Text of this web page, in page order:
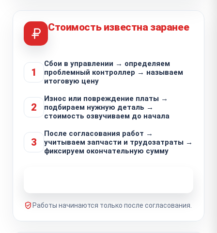
Стоимость известна заранее
1
Сбои в управлении → определяем
проблемный контроллер → называем
итоговую цену
2
Износ или повреждение платы →
подбираем нужную деталь →
стоимость озвучиваем до начала
3
После согласования работ →
учитываем запчасти и трудозатраты →
фиксируем окончательную сумму
Работы начинаются только после согласования.